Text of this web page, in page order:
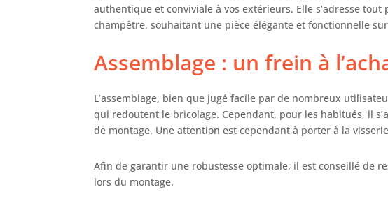
authentique et conviviale à vos extérieurs. Elle s’adresse
champêtre, souhaitant une pièce élégante et fonctionnelle
Assemblage : un frein à
L’assemblage, bien que jugé facile par de nombreux
qui redoutent le bricolage. Cependant, pour les habitués, il
de montage. Une attention est cependant à porter à la
Afin de garantir une robustesse optimale, il est conseillé de
lors du montage.